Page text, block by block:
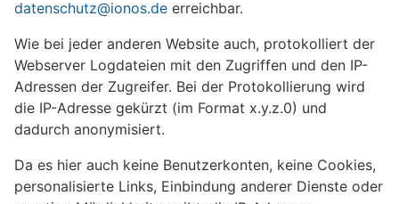
datenschutz@ionos.de erreichbar.
Wie bei jeder anderen Website auch, protokolliert der
Webserver Logdateien mit den Zugriffen und den IP-
Adressen der Zugreifer. Bei der Protokollierung wird
die IP-Adresse gekürzt (im Format x.y.z.0) und
dadurch anonymisiert.
Da es hier auch keine Benutzerkonten, keine Cookies,
personalisierte Links, Einbindung anderer Dienste oder